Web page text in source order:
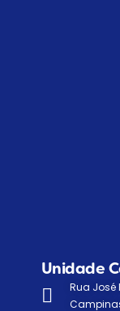
Unidade
Rua José